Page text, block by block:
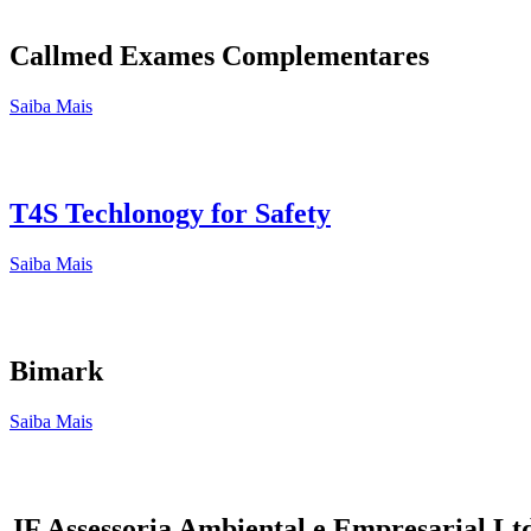
Callmed Exames Complementares
Saiba Mais
T4S Techlonogy for Safety
Saiba Mais
Bimark
Saiba Mais